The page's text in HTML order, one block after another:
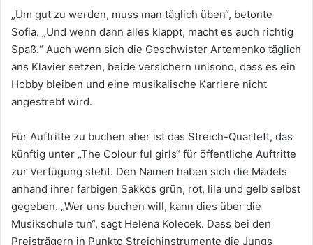
„Um gut zu werden, muss man täglich üben“, betonte
Sofia. „Und wenn dann alles klappt, macht es auch richtig
Spaß.“ Auch wenn sich die Geschwister Artemenko täglich
ans Klavier setzen, beide versichern unisono, dass es ein
Hobby bleiben und eine musikalische Karriere nicht
angestrebt wird.
Für Auftritte zu buchen aber ist das Streich-Quartett, das
künftig unter „The Colour ful girls“ für öffentliche Auftritte
zur Verfügung steht. Den Namen haben sich die Mädels
anhand ihrer farbigen Sakkos grün, rot, lila und gelb selbst
gegeben. „Wer uns buchen will, kann dies über die
Musikschule tun“, sagt Helena Kolecek. Dass bei den
Preisträgern in Punkto Streichinstrumente die Jungs